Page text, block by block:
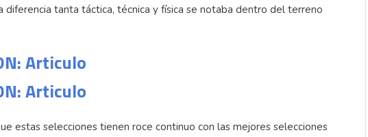
tanta táctica, técnica y física se notaba dentro del terreno
Articulo
Articulo
estas selecciones tienen roce continuo con las mejores selecciones